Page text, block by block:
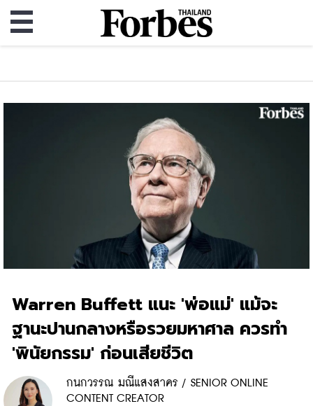
​Warren Buffett แนะ 'พ่อแม่' แม้จะ
ฐานะปานกลางหรือรวยมหาศาล ควรทำ
'พินัยกรรม' ก่อนเสียชีวิต
กนกวรรณ มณีแสงสาคร / SENIOR ONLINE
CONTENT CREATOR